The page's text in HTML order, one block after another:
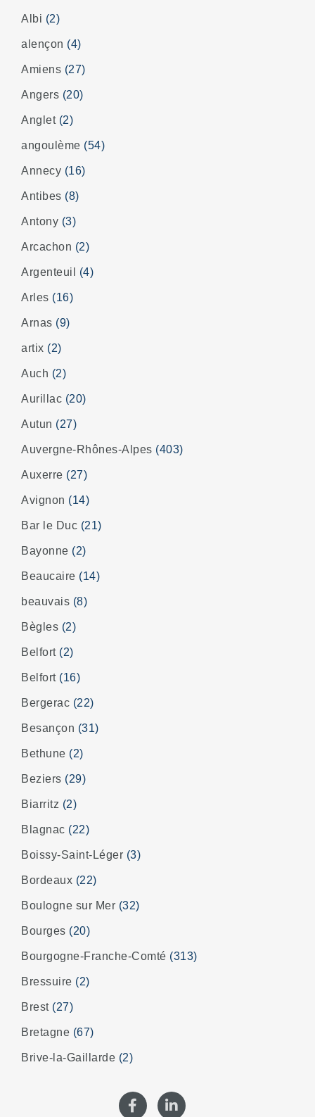
Albi (2)
alençon (4)
Amiens (27)
Angers (20)
Anglet (2)
angoulème (54)
Annecy (16)
Antibes (8)
Antony (3)
Arcachon (2)
Argenteuil (4)
Arles (16)
Arnas (9)
artix (2)
Auch (2)
Aurillac (20)
Autun (27)
Auvergne-Rhônes-Alpes (403)
Auxerre (27)
Avignon (14)
Bar le Duc (21)
Bayonne (2)
Beaucaire (14)
beauvais (8)
Bègles (2)
Belfort (2)
Belfort (16)
Bergerac (22)
Besançon (31)
Bethune (2)
Beziers (29)
Biarritz (2)
Blagnac (22)
Boissy-Saint-Léger (3)
Bordeaux (22)
Boulogne sur Mer (32)
Bourges (20)
Bourgogne-Franche-Comté (313)
Bressuire (2)
Brest (27)
Bretagne (67)
Brive-la-Gaillarde (2)